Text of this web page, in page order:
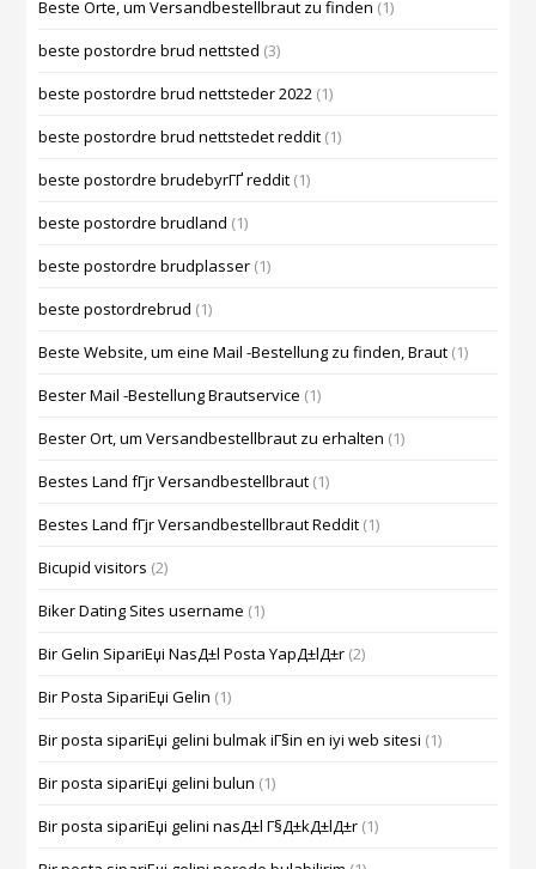
Beste Orte, um Versandbestellbraut zu finden (1)
beste postordre brud nettsted (3)
beste postordre brud nettsteder 2022 (1)
beste postordre brud nettstedet reddit (1)
beste postordre brudebyrГҐ reddit (1)
beste postordre brudland (1)
beste postordre brudplasser (1)
beste postordrebrud (1)
Beste Website, um eine Mail -Bestellung zu finden, Braut (1)
Bester Mail -Bestellung Brautservice (1)
Bester Ort, um Versandbestellbraut zu erhalten (1)
Bestes Land fГјr Versandbestellbraut (1)
Bestes Land fГјr Versandbestellbraut Reddit (1)
Bicupid visitors (2)
Biker Dating Sites username (1)
Bir Gelin SipariЕџi NasД±l Posta YapД±lД±r (2)
Bir Posta SipariЕџi Gelin (1)
Bir posta sipariЕџi gelini bulmak iГ§in en iyi web sitesi (1)
Bir posta sipariЕџi gelini bulun (1)
Bir posta sipariЕџi gelini nasД±l Г§Д±kД±lД±r (1)